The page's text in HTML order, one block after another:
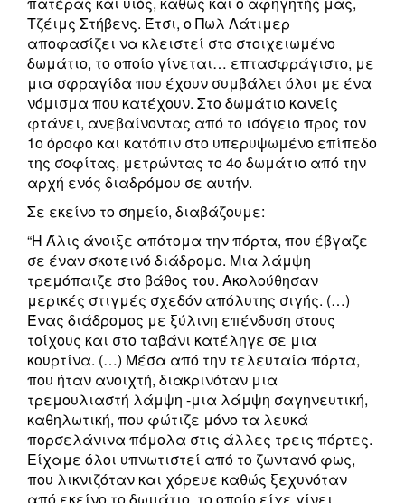
Τζέιμς Στήβενς. Έτσι, ο Πωλ Λάτιμερ
αποφασίζει να κλειστεί στο στοιχειωμένο
δωμάτιο, το οποίο γίνεται… επτασφράγιστο, με
μια σφραγίδα που έχουν συμβάλει όλοι με ένα
νόμισμα που κατέχουν. Στο δωμάτιο κανείς
φτάνει, ανεβαίνοντας από το ισόγειο προς τον
1ο όροφο και κατόπιν στο υπερυψωμένο επίπεδο
της σοφίτας, μετρώντας το 4ο δωμάτιο από την
αρχή ενός διαδρόμου σε αυτήν.
Σε εκείνο το σημείο, διαβάζουμε:
“Η Άλις άνοιξε απότομα την πόρτα, που έβγαζε
σε έναν σκοτεινό διάδρομο. Μια λάμψη
τρεμόπαιζε στο βάθος του. Ακολούθησαν
μερικές στιγμές σχεδόν απόλυτης σιγής. (…)
Ένας διάδρομος με ξύλινη επένδυση στους
τοίχους και στο ταβάνι κατέληγε σε μια
κουρτίνα. (…) Μέσα από την τελευταία πόρτα,
που ήταν ανοιχτή, διακρινόταν μια
τρεμουλιαστή λάμψη -μια λάμψη σαγηνευτική,
καθηλωτική, που φώτιζε μόνο τα λευκά
πορσελάνινα πόμολα στις άλλες τρεις πόρτες.
Είχαμε όλοι υπνωτιστεί από το ζωντανό φως,
που λικνιζόταν και χόρευε καθώς ξεχυνόταν
από εκείνο το δωμάτιο, το οποίο είχε γίνει